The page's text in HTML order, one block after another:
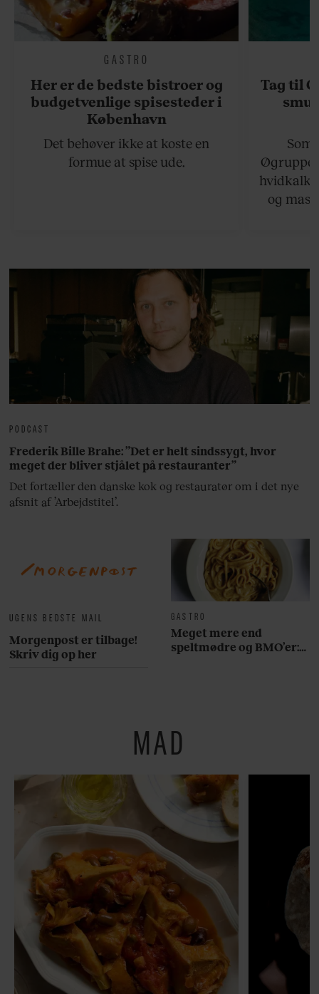
GASTRO
Her er de bedste bistroer og
budgetvenlige spisesteder i
København
Det behøver ikke at koste en
formue at spise ude.
Tag til
og
UGENS BEDSTE MAIL
Morgenpost er tilbage!
Skriv dig op her
GASTRO
Meget mere end
speltmødre og BMO’er:
PODCAST
Frederik Bille Brahe: ”Det er helt sindssygt, hvor
meget der bliver stjålet på restauranter”
Det fortæller den danske kok og restauratør om i det nye
afsnit af ’Arbejdstitel’.
MAD